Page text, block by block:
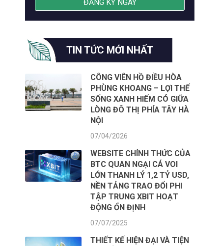
TIN TỨC MỚI NHẤT
CÔNG VIÊN HỒ ĐIỀU HÒA
PHÙNG KHOANG – LỢI THẾ
SỐNG XANH HIẾM CÓ GIỮA
LÒNG ĐÔ THỊ PHÍA TÂY HÀ
NỘI
07/04/2026
WEBSITE CHÍNH THỨC CỦA
BTC QUAN NGẠI CÁ VOI
LỚN THANH LÝ 1,2 TỶ USD,
NỀN TẢNG TRAO ĐỔI PHI
TẬP TRUNG XBIT HOẠT
ĐỘNG ỔN ĐỊNH
07/07/2025
THIẾT KẾ HIỆN ĐẠI VÀ TIỆN